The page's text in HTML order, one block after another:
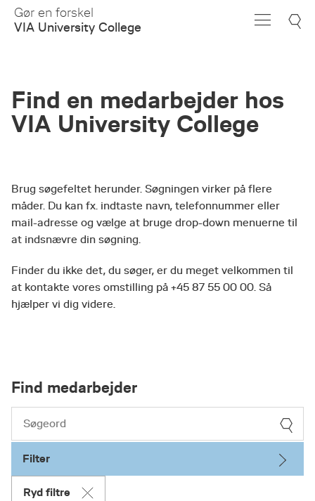
Skip
Main
Gør en forskel
VIA University College
Find en medarbejder hos
VIA University College
Brug søgefeltet herunder. Søgningen virker på flere
måder. Du kan fx. indtaste navn, telefonnummer eller
mail-adresse og vælge at bruge drop-down menuerne til
at indsnævre din søgning.
Finder du ikke det, du søger, er du meget velkommen til
at kontakte vores omstilling på +45 87 55 00 00. Så
hjælper vi dig videre.
Find medarbejder
Filter
Ryd filtre